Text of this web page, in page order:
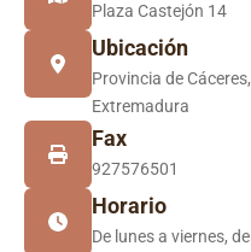
Plaza Castejón 14
Ubicación
Provincia de
Extremadura
Fax
927576501
Horario
De lunes a viernes,